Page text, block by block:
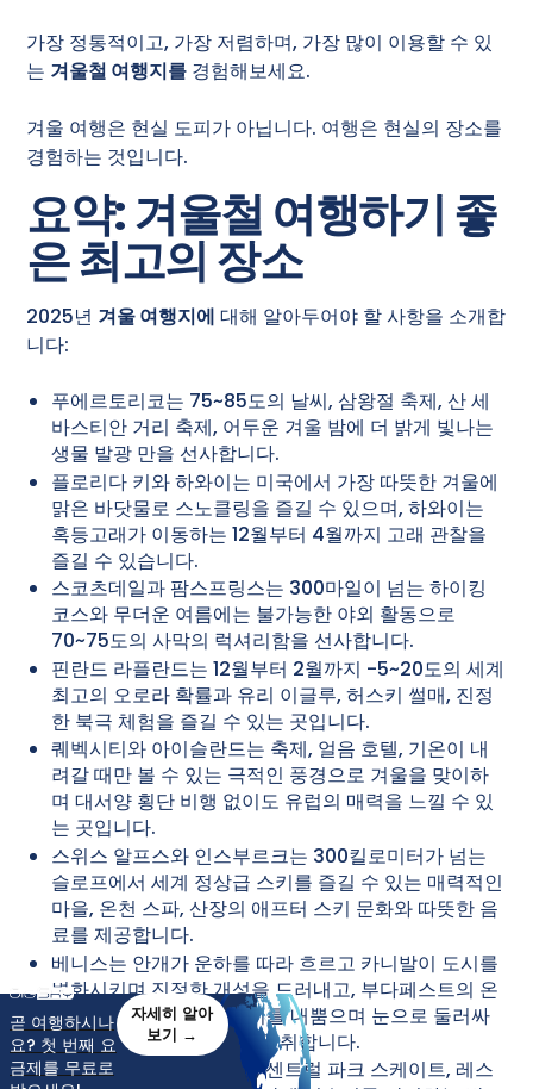
가장 정통적이고, 가장 저렴하며, 가장 많이 이용할 수 있
는 겨울철 여행지를 경험해보세요.
겨울 여행은 현실 도피가 아닙니다. 여행은 현실의 장소를
경험하는 것입니다.
요약: 겨울철 여행하기 좋
은 최고의 장소
2025년 겨울 여행지에 대해 알아두어야 할 사항을 소개합
니다:
푸에르토리코는 75~85도의 날씨, 삼왕절 축제, 산 세
바스티안 거리 축제, 어두운 겨울 밤에 더 밝게 빛나는
생물 발광 만을 선사합니다.
플로리다 키와 하와이는 미국에서 가장 따뜻한 겨울에
맑은 바닷물로 스노클링을 즐길 수 있으며, 하와이는
혹등고래가 이동하는 12월부터 4월까지 고래 관찰을
즐길 수 있습니다.
스코츠데일과 팜스프링스는 300마일이 넘는 하이킹
코스와 무더운 여름에는 불가능한 야외 활동으로
70~75도의 사막의 럭셔리함을 선사합니다.
핀란드 라플란드는 12월부터 2월까지 -5~20도의 세계
최고의 오로라 확률과 유리 이글루, 허스키 썰매, 진정
한 북극 체험을 즐길 수 있는 곳입니다.
퀘벡시티와 아이슬란드는 축제, 얼음 호텔, 기온이 내
려갈 때만 볼 수 있는 극적인 풍경으로 겨울을 맞이하
며 대서양 횡단 비행 없이도 유럽의 매력을 느낄 수 있
는 곳입니다.
스위스 알프스와 인스부르크는 300킬로미터가 넘는
슬로프에서 세계 정상급 스키를 즐길 수 있는 매력적인
마을, 온천 스파, 산장의 애프터 스키 문화와 따뜻한 음
료를 제공합니다.
베니스는 안개가 운하를 따라 흐르고 카니발이 도시를
변화시키며 진정한 개성을 드러내고, 부다페스트의 온
천은 100도 이상의 수증기를 내뿜으며 눈으로 둘러싸
인 야외 수영장에서 휴식을 취합니다.
뉴욕은 록펠러 센터 트리, 센트럴 파크 스케이트, 레스
곧 여행하시나
요? 첫 번째 요
금제를 무료로
자세히 알아
보기 →